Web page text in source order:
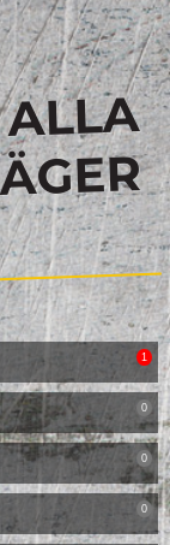
1
0
0
0